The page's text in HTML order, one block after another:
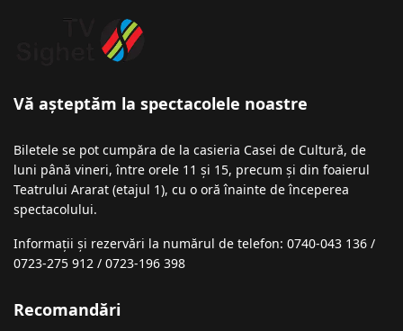
Vă așteptăm la spectacolele noastre
Biletele se pot cumpăra de la casieria Casei de Cultură, de
luni până vineri, între orele 11 și 15, precum și din foaierul
Teatrului Ararat (etajul 1), cu o oră înainte de începerea
spectacolului.
Informații şi rezervări la numărul de telefon: 0740-043 136 /
0723-275 912 / 0723-196 398
Recomandări